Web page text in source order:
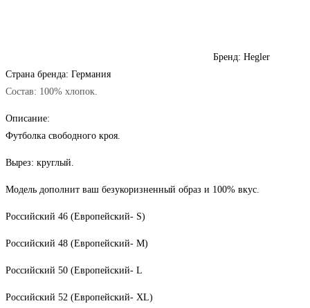
Бренд: Hegler
Страна бренда: Германия
Состав: 100% хлопок.
Описание:
Футболка свободного кроя.
Вырез: круглый.
Модель дополнит ваш безукоризненный образ и 100% вкус.
Российский 46 (Европейский- S)
Российский 48 (Европейский- M)
Российский 50 (Европейский- L
Российский 52 (Европейский- XL)